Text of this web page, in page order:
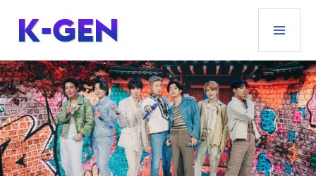
contenu
principal
K-GEN